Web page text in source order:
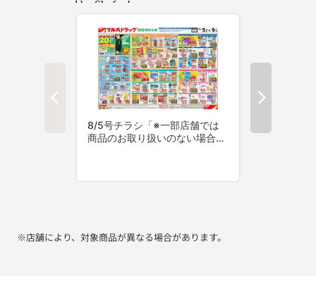
※店舗により、対象商品が異なる場合があります。